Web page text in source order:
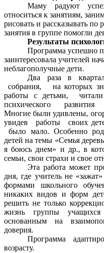
Маму радуют успехи
относиться к занятиям,
рисовать и рассказывать по
занятия в группе помогли
Результаты
Программа успешно
заинтересовала учителей
неблагополучные дети.
Два раза в
собрания, на которых
работы с детьми,
психического
Многие были удивлены,
увидев работы своих
было мало. Особенно
детей на темы «Семья
я боюсь днем» и др., в
семьи, свои страхи и свое
Эта работа может
дня, где учитель не
формами школьного
никаких видов и форм
решить не только
жизнь группы
основанным на
доверия.
Программа
возрасту.